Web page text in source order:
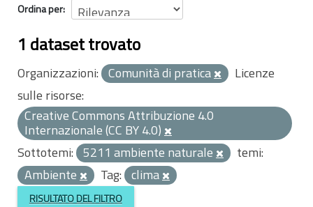
Ordina per
1 dataset trovato
Organizzazioni: Comunità di pratica
Licenze
sulle risorse:
Creative Commons Attribuzione 4.0
Internazionale (CC BY 4.0)
Sottotemi: 5211 ambiente naturale
temi:
Ambiente
Tag: clima
RISULTATO DEL FILTRO